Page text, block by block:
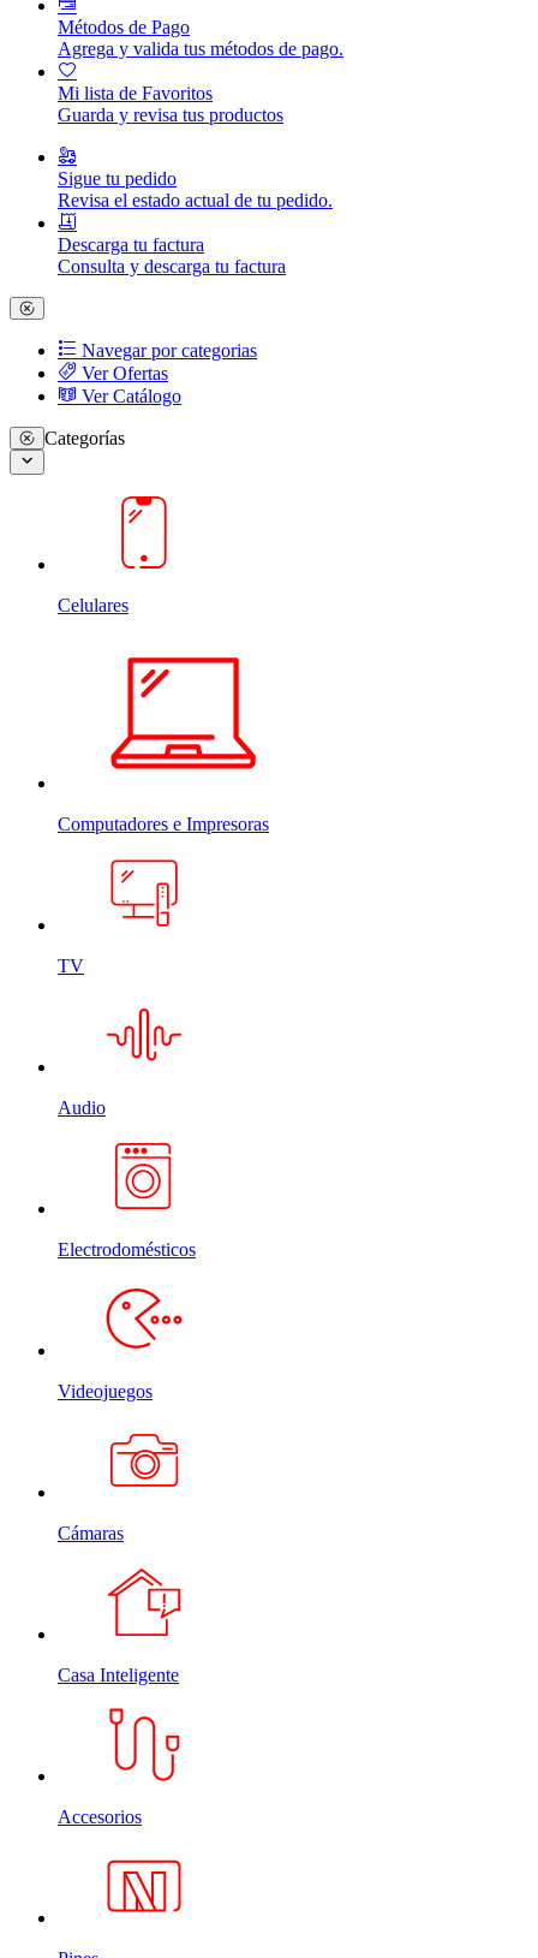
Métodos de Pago
Agrega y valida tus métodos de pago.
Mi lista de Favoritos
Guarda y revisa tus productos
Sigue tu pedido
Revisa el estado actual de tu pedido.
Descarga tu factura
Consulta y descarga tu factura
Navegar por categorias
Ver Ofertas
Ver Catálogo
Categorías
Celulares
Computadores e Impresoras
TV
Audio
Electrodomésticos
Videojuegos
Cámaras
Casa Inteligente
Accesorios